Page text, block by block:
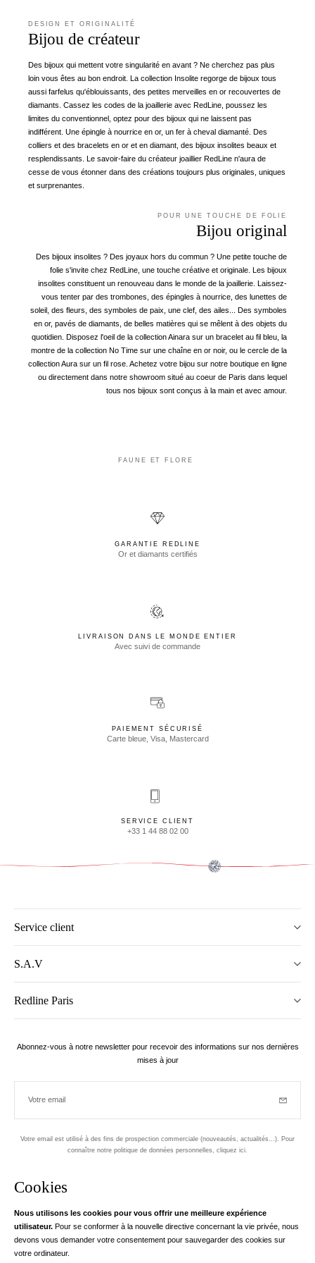
Cookies
Nous utilisons les cookies pour vous offrir une meilleure expérience
utilisateur. Pour se conformer à la nouvelle directive concernant la vie privée, nous
devons vous demander votre consentement pour sauvegarder des cookies sur
votre ordinateur.
DESIGN ET ORIGINALITÉ
Bijou de créateur
Des bijoux qui mettent votre singularité en avant ? Ne cherchez pas plus
loin vous êtes au bon endroit. La collection Insolite regorge de bijoux tous
aussi farfelus qu'éblouissants, des petites merveilles en or recouvertes de
diamants. Cassez les codes de la joaillerie avec RedLine, poussez les
limites du conventionnel, optez pour des bijoux qui ne laissent pas
indifférent. Une épingle à nourrice en or, un fer à cheval diamanté. Des
colliers et des bracelets en or et en diamant, des bijoux insolites beaux et
resplendissants. Le savoir-faire du créateur joaillier RedLine n'aura de
cesse de vous étonner dans des créations toujours plus originales, uniques
et surprenantes.
POUR UNE TOUCHE DE FOLIE
Bijou original
Des bijoux insolites ? Des joyaux hors du commun ? Une petite touche de
folie s'invite chez RedLine, une touche créative et originale. Les bijoux
insolites constituent un renouveau dans le monde de la joaillerie. Laissez-
vous tenter par des trombones, des épingles à nourrice, des lunettes de
soleil, des fleurs, des symboles de paix, une clef, des ailes... Des symboles
en or, pavés de diamants, de belles matières qui se mêlent à des objets du
quotidien. Disposez l'oeil de la collection Ainara sur un bracelet au fil bleu, la
montre de la collection No Time sur une chaîne en or noir, ou le cercle de la
collection Aura sur un fil rose. Achetez votre bijou sur notre boutique en ligne
ou directement dans notre showroom situé au coeur de Paris dans lequel
tous nos bijoux sont conçus à la main et avec amour.
FAUNE ET FLORE
GARANTIE REDLINE
Or et diamants certifiés
LIVRAISON DANS LE MONDE ENTIER
Avec suivi de commande
PAIEMENT SÉCURISÉ
Carte bleue, Visa, Mastercard
SERVICE CLIENT
+33 1 44 88 02 00
Service client
S.A.V
Redline Paris
Abonnez-vous à notre newsletter pour recevoir des informations sur nos dernières
mises à jour
Votre email
Votre email est utilisé à des fins de prospection commerciale (nouveautés, actualités...). Pour
connaître notre politique de données personnelles, cliquez ici
Instagram
Votre adresse email